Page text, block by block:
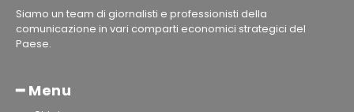
Siamo un team di giornalisti e professionisti della
comunicazione in vari comparti economici strategici del
Paese.
━ Menu